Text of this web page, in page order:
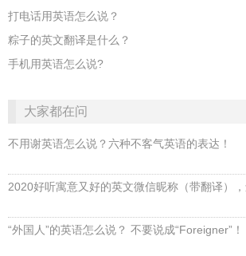
打电话用英语怎么说？
粽子的英文翻译是什么？
手机用英语怎么说?
大家都在问
不用谢英语怎么说？六种不客气英语的表达！
2020好听寓意又好的英文微信昵称（带翻译），
“外国人”的英语怎么说？ 不要说成“Foreigner”！